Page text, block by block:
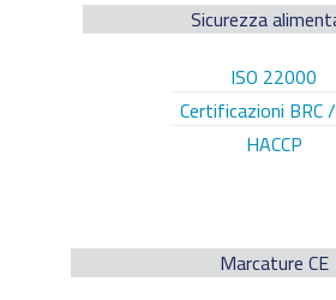
Sicurezza
ISO 22000
Certificazioni BRC
HACCP
Marcature CE